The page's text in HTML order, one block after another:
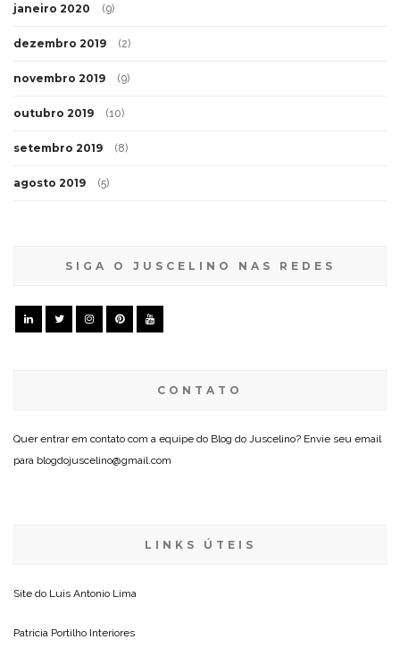
janeiro 2020 (9)
dezembro 2019 (2)
novembro 2019 (9)
outubro 2019 (10)
setembro 2019 (8)
agosto 2019 (5)
SIGA O JUSCELINO NAS REDES
CONTATO
Quer entrar em contato com a equipe do Blog do Juscelino? Envie seu email
para blogdojuscelino@gmail.com
LINKS ÚTEIS
Site do Luis Antonio Lima
Patricia Portilho Interiores